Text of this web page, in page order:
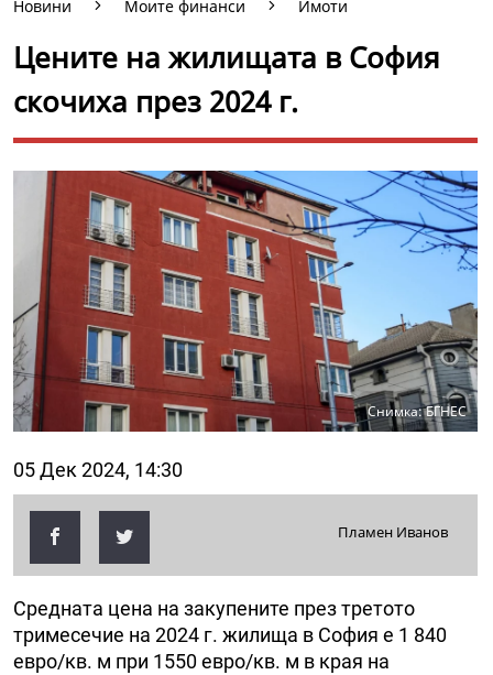
Новини Моите финанси Имоти
Цените на жилищата в София
скочиха през 2024 г.
Снимка: БГНЕС
05 Дек 2024, 14:30
Пламен Иванов
Средната цена на закупените през третото
тримесечие на 2024 г. жилища в София е 1 840
евро/кв. м при 1550 евро/кв. м в края на